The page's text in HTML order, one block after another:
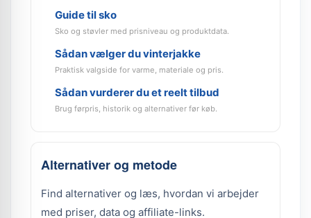
Guide til sko
Sko og støvler med prisniveau og produktdata.
Sådan vælger du vinterjakke
Praktisk valgside for varme, materiale og pris.
Sådan vurderer du et reelt tilbud
Brug førpris, historik og alternativer før køb.
Alternativer og metode
Find alternativer og læs, hvordan vi arbejder
med priser, data og affiliate-links.